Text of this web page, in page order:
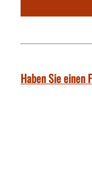
Haben Sie einen